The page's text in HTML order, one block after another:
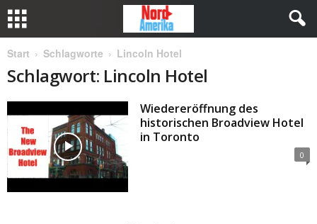
Start Schlagworte Lincoln Hotel
Schlagwort: Lincoln Hotel
Wiedereröffnung des
historischen Broadview Hotel
in Toronto
0